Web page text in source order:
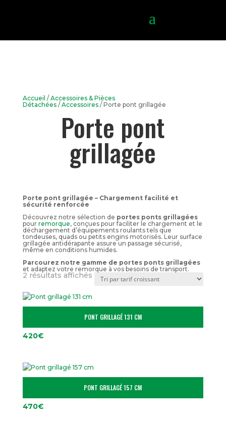
Accueil / Accessoires & Pièces
Détachées/ Accessoires/ Porte pont grillagée
Porte pont
grillagée
Porte pont grillagée – Chargement facilité et
sécurité renforcée
Découvrez notre sélection de portes ponts grillagées
pour remorque, conçues pour faciliter le chargement et le
déchargement d’équipements roulants tels que
tondeuses, quads ou petits engins motorisés. Leur surface
grillagée antidérapante assure un passage sécurisé,
même en conditions humides.
Parcourez notre gamme de portes ponts grillagées
et adaptez votre remorque à vos besoins de transport.
2 résultats affichésTrié
par
croissant
PONT GRILLAGÉ 131 CM
420€
PONT GRILLAGÉ 157 CM
470€